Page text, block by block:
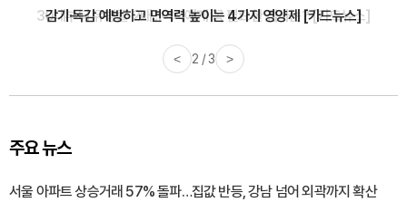
감기·독감 예방하고 면역력 높이는 4가지 영양제 [카드뉴스]
< 3 / 3 >
주요 뉴스
서울 아파트 상승거래 57% 돌파…집값 반등, 강남 넘어 외곽까지 확산